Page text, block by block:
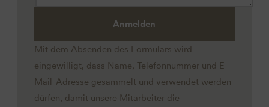
Anmelden
Mit dem Absenden des Formulars wird
eingewilligt, dass Name, Telefonnummer und E-
Mail-Adresse gesammelt und verwendet werden
dürfen, damit unsere Mitarbeiter die